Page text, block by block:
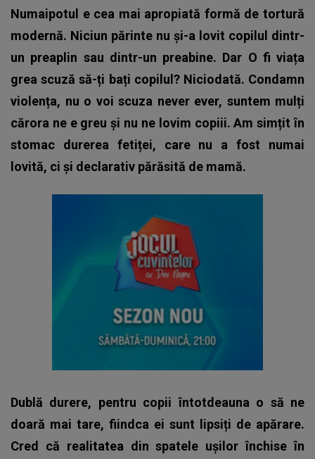
Numaipotul e cea mai apropiată formă de tortură
modernă. Niciun părinte nu și-a lovit copilul dintr-
un preaplin sau dintr-un preabine. Dar O fi viața
grea scuză să-ți bați copilul? Niciodată. Condamn
violența, nu o voi scuza never ever, suntem mulți
cărora ne e greu și nu ne lovim copiii. Am simțit în
stomac durerea fetiței, care nu a fost numai
lovită, ci și declarativ părăsită de mamă.
Dublă durere, pentru copii întotdeauna o să ne
doară mai tare, fiindca ei sunt lipsiți de apărare.
Cred că realitatea din spatele ușilor închise în